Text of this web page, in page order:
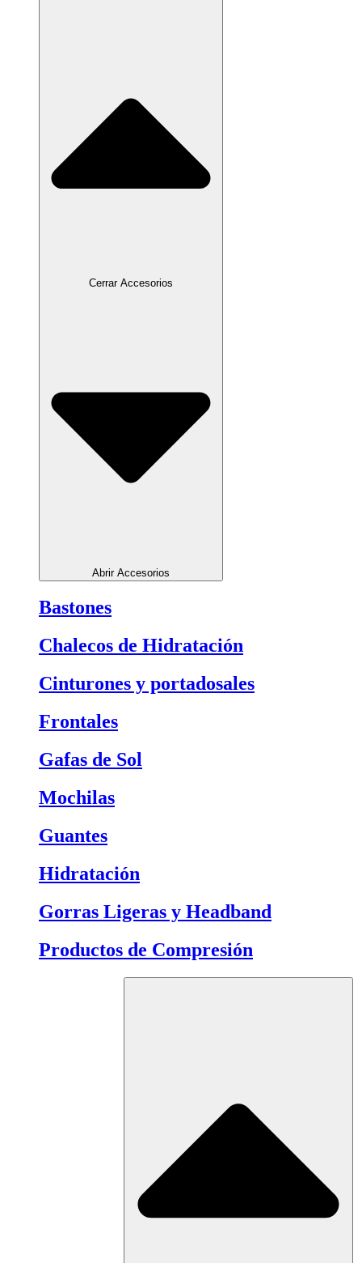
Cerrar Accesorios
Abrir Accesorios
Bastones
Chalecos de Hidratación
Cinturones y portadosales
Frontales
Gafas de Sol
Mochilas
Guantes
Hidratación
Gorras Ligeras y Headband
Productos de Compresión